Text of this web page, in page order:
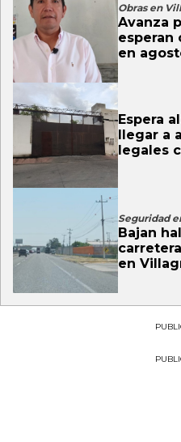
Obras en
Avanza
esperan
en
Espera
llegar a
legales
Seguridad
Bajan
en